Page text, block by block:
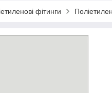
фітинги